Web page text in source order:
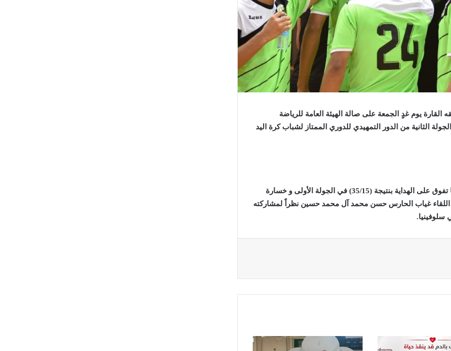
يوم غدٍ الجمعة على صالة الهيئة العامة للرياضة
الثانية من الدور التمهيدي للدوري الممتاز لشباب كرة اليد
و يطمح الفريق الشاب بالفوز على أبناء الأحساء بعدما تفوق على الهداية بنتيجة (35/15) في الجولة الأولى و خسارة
21) فيما يشهد كذلك هذا اللقاء غياب الحارس حسن محمد آل محمد حسين نظراً لمشاركته
سلوفينيا.